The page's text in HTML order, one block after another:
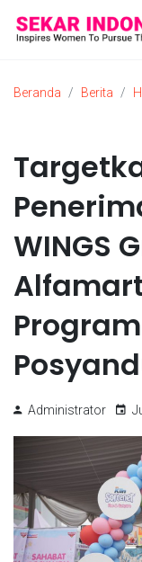
Beranda Berita
WINGS
Administrator